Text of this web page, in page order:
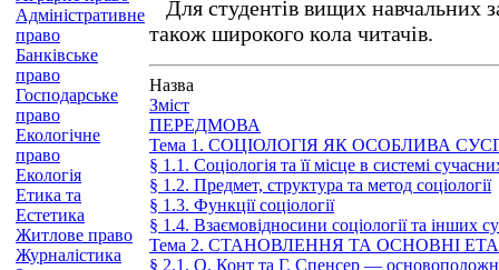
Адміністративне
право
Банківське
право
Господарське
право
Екологічне
право
Екологія
Етика та
Естетика
Житлове право
Журналістика
Для студентів вищих навчальних
також широкого кола читачів.
Назва
Зміст
ПЕРЕДМОВА
Тема 1. СОЦІОЛОГІЯ ЯК ОСОБЛИВА
§ 1.1. Соціологія та її місце в системі
§ 1.2. Предмет, структура та метод соціології
§ 1.3. Функції соціології
§ 1.4. Взаємовідносини соціології та інших
Тема 2. СТАНОВЛЕННЯ ТА ОСНОВНІ
§ 2.1. О. Конт та Г. Спенсер —